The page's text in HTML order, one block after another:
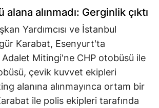
alınmadı: Gerginlik çıktı
Yardımcısı ve İstanbul
Karabat, Esenyurt'ta
Mitingi'ne CHP otobüsü ile
çevik kuvvet ekipleri
alanına alınmayınca ortam bir
ile polis ekipleri tarafında